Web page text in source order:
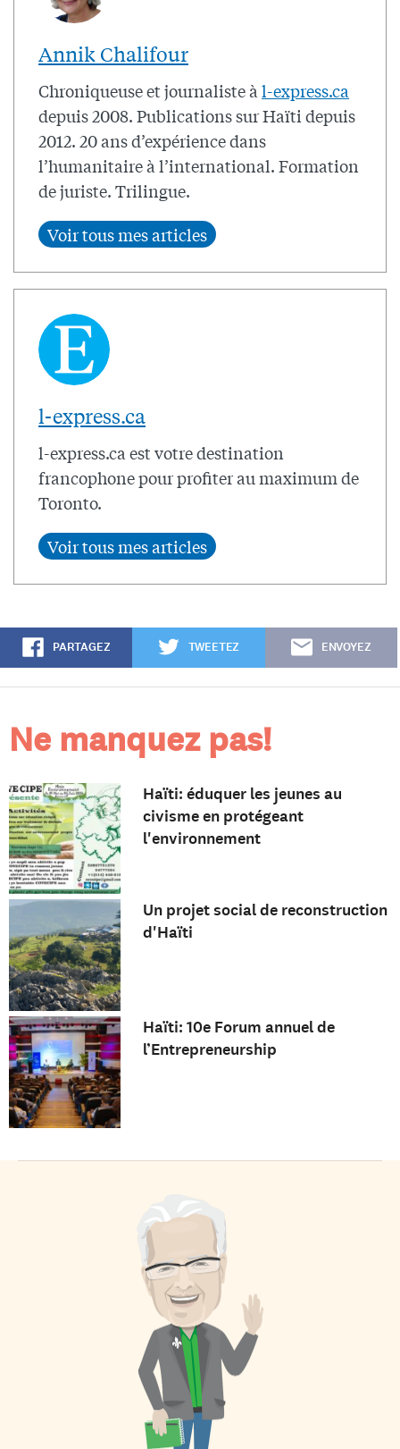
Annik Chalifour
Chroniqueuse et journaliste à l-express.ca
depuis 2008. Publications sur Haïti depuis
2012. 20 ans d’expérience dans
l’humanitaire à l’international. Formation
de juriste. Trilingue.
l-express.ca
l-express.ca est votre destination
francophone pour profiter au maximum de
Toronto.
PARTAGEZ TWEETEZ ENVOYEZ
Ne manquez pas!
Haïti: éduquer les jeunes au
civisme en protégeant
l'environnement
Un projet social de reconstruction
d'Haïti
Haïti: 10e Forum annuel de
l’Entrepreneurship